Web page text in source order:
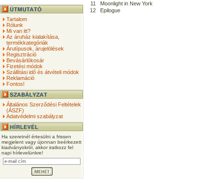
Tartalom
Rólunk
Mi van itt?
Az áruház kialakítása,
termékkategóriák
Árutípusok, árujelölések
Regisztráció
Bevásárlókosár
Fizetési módok
Szállítási idő és átvételi módok
Reklamáció
Fontos!
Általános Szerződési Feltételek
(ÁSZF)
Adatvédelmi szabályzat
Ha szeretnél értesülni a frissen
megjelent vagy újonnan beérkezett
kiadványokról, akkor iratkozz fel
napi hírlevelünkre!
11
Moonlight in New York
12
Epilogue